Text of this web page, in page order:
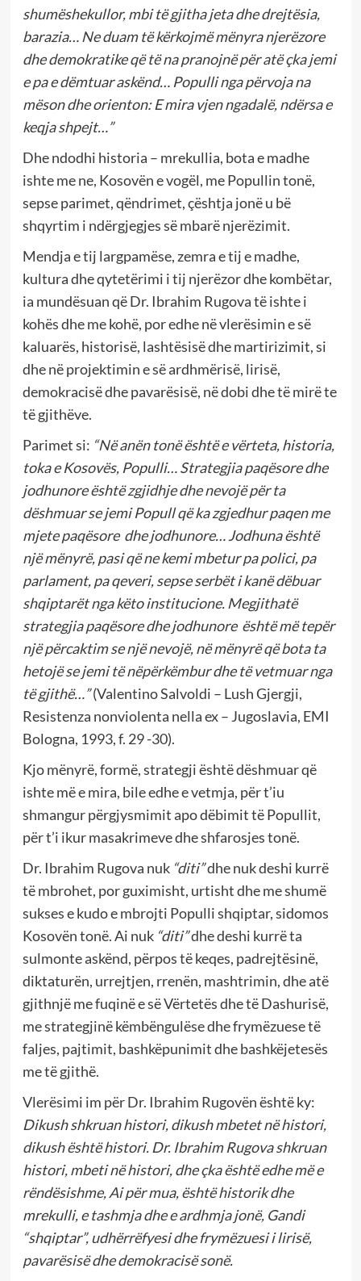
shumëshekullor, mbi të gjitha jeta dhe drejtësia,
barazia… Ne duam të kërkojmë mënyra njerëzore
dhe demokratike që të na pranojnë për atë çka jemi
e pa e dëmtuar askënd… Populli nga përvoja na
mëson dhe orienton: E mira vjen ngadalë, ndërsa e
keqja shpejt…”
Dhe ndodhi historia – mrekullia, bota e madhe
ishte me ne, Kosovën e vogël, me Popullin tonë,
sepse parimet, qëndrimet, çështja jonë u bë
shqyrtim i ndërgjegjes së mbarë njerëzimit.
Mendja e tij largpamëse, zemra e tij e madhe,
kultura dhe qytetërimi i tij njerëzor dhe kombëtar,
ia mundësuan që Dr. Ibrahim Rugova të ishte i
kohës dhe me kohë, por edhe në vlerësimin e së
kaluarës, historisë, lashtësisë dhe martirizimit, si
dhe në projektimin e së ardhmërisë, lirisë,
demokracisë dhe pavarësisë, në dobi dhe të mirë te
të gjithëve.
Parimet si: “Në anën tonë është e vërteta, historia,
toka e Kosovës, Populli… Strategjia paqësore dhe
jodhunore është zgjidhje dhe nevojë për ta
dëshmuar se jemi Popull që ka zgjedhur paqen me
mjete paqësore dhe jodhunore… Jodhuna është
një mënyrë, pasi që ne kemi mbetur pa polici, pa
parlament, pa qeveri, sepse serbët i kanë dëbuar
shqiptarët nga këto institucione. Megjithatë
strategjia paqësore dhe jodhunore është më tepër
një përcaktim se një nevojë, në mënyrë që bota ta
hetojë se jemi të nëpërkëmbur dhe të vetmuar nga
të gjithë…”(Valentino Salvoldi – Lush Gjergji,
Resistenza nonviolenta nella ex – Jugoslavia, EMI
Bologna, 1993, f. 29 -30).
Kjo mënyrë, formë, strategji është dëshmuar që
ishte më e mira, bile edhe e vetmja, për t’iu
shmangur përgjysmimit apo dëbimit të Popullit,
për t’i ikur masakrimeve dhe shfarosjes tonë.
Dr. Ibrahim Rugova nuk “diti”dhe nuk deshi kurrë
të mbrohet, por guximisht, urtisht dhe me shumë
sukses e kudo e mbrojti Populli shqiptar, sidomos
Kosovën tonë. Ai nuk “diti”dhe deshi kurrë ta
sulmonte askënd, përpos të keqes, padrejtësinë,
diktaturën, urrejtjen, rrenën, mashtrimin, dhe atë
gjithnjë me fuqinë e së Vërtetës dhe të Dashurisë,
me strategjinë këmbëngulëse dhe frymëzuese të
faljes, pajtimit, bashkëpunimit dhe bashkëjetesës
me të gjithë.
Vlerësimi im për Dr. Ibrahim Rugovën është ky:
Dikush shkruan histori, dikush mbetet në histori,
dikush është histori. Dr. Ibrahim Rugova shkruan
histori, mbeti në histori, dhe çka është edhe më e
rëndësishme, Ai për mua, është historik dhe
mrekulli, e tashmja dhe e ardhmja jonë, Gandi
“shqiptar”, udhërrëfyesi dhe frymëzuesi i lirisë,
pavarësisë dhe demokracisë sonë.